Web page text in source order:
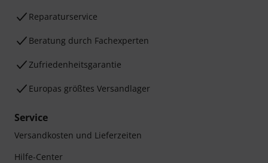
Reparaturservice
Beratung durch Fachexperten
Zufriedenheitsgarantie
Europas größtes Versandlager
Service
Versandkosten und Lieferzeiten
Hilfe-Center